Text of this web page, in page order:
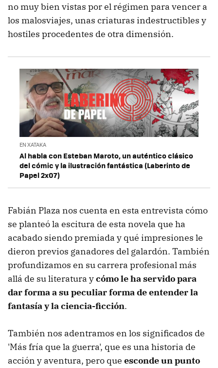
no muy bien vistas por el régimen para vencer a
los malosviajes, unas criaturas indestructibles y
hostiles procedentes de otra dimensión.
EN XATAKA
Al habla con Esteban Maroto, un auténtico clásico
del cómic y la ilustración fantástica (Laberinto de
Papel 2x07)
Fabián Plaza nos cuenta en esta entrevista cómo
se planteó la escitura de esta novela que ha
acabado siendo premiada y qué impresiones le
dieron previos ganadores del galardón. También
profundizamos en su carrera profesional más
allá de su literatura ycómo le ha servido para
dar forma a su peculiar forma de entender la
fantasía y la ciencia-ficción.
También nos adentramos en los significados de
'Más fría que la guerra', que es una historia de
acción y aventura, pero que esconde un punto